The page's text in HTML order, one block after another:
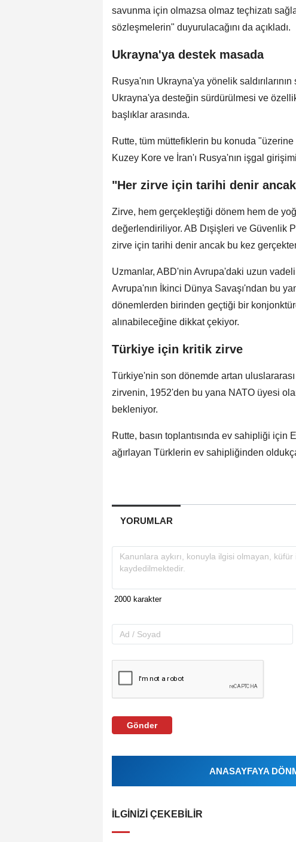
savunma için olmazsa olmaz teçhizatı
sözleşmelerin" duyurulacağını da açıkladı.
Ukrayna'ya destek masada
Rusya'nın Ukrayna'ya yönelik
Ukrayna'ya desteğin sürdürülmesi ve
başlıklar arasında.
Rutte, tüm müttefiklerin bu konuda
Kuzey Kore ve İran'ı Rusya'nın işgal
"Her zirve için tarihi denir
Zirve, hem gerçekleştiği dönem hem de
değerlendiriliyor. AB Dışişleri ve Güvenlik
zirve için tarihi denir ancak bu kez
Uzmanlar, ABD'nin Avrupa'daki uzun
Avrupa'nın İkinci Dünya Savaşı'ndan bu
dönemlerden birinden geçtiği bir
alınabileceğine dikkat çekiyor.
Türkiye için kritik zirve
Türkiye'nin son dönemde artan
zirvenin, 1952'den bu yana NATO üyesi
bekleniyor.
Rutte, basın toplantısında ev sahipliği
ağırlayan Türklerin ev sahipliğinden
YORUMLAR
Gönder
ANASAYFAYA
İLGINIZI ÇEKEBILIR